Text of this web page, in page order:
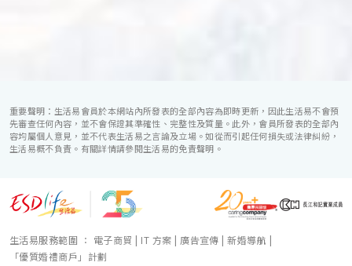
重要聲明：生活易會員於本網站內所發表的全部內容為即時更新，因此生活易不會預
先審查任何內容，並不會保證其準確性、完整性及質量。此外，會員所發表的全部內
容均屬個人意見，並不代表生活易之言論及立場。如從而引起任何損失或法律糾紛，
生活易概不負責。有關詳情請參閱生活易的免責聲明。
生活易服務範圍 ： 電子商貿 | IT 方案 | 廣告宣傳 |新婚導航 |
「優質婚禮商戶」計劃